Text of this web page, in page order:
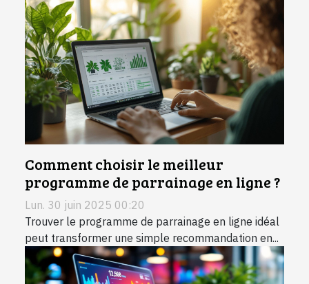
Comment choisir le meilleur
programme de parrainage en ligne ?
Lun. 30 juin 2025 00:20
Trouver le programme de parrainage en ligne idéal
peut transformer une simple recommandation en...